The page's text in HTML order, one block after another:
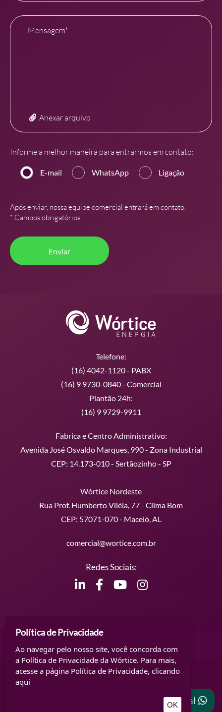
Telefone:
(16) 4042-1120 - PABX
(16) 9 9730-0840 - Comercial
Plantão 24h:
(16) 9 9729-9911
Fabrica e Centro Administrativo:
Avenida José Osvaldo Marques, 990 - Zona Industrial
CEP: 14.173-010 - Sertãozinho - SP
Wórtice Nordeste
Rua Prof. Humberto Viléla, 77 - Clima Bom
CEP: 57071-070 - Maceió, AL
comercial@wortice.com.br
Redes Sociais:
Mensagem*
Anexar arquivo
Informe a melhor maneira para entrarmos em contato:
E-mail WhatsApp Ligação
Após enviar, nossa equipe comercial entrará em contato.
* Campos obrigatórios
Conteúdos Extras
Todos os direitos reservados - 2026 ©
Comercial
Política de Privacidade
Ao navegar pelo nosso site, você concorda com
a Política de Privacidade da Wórtice. Para mais,
acesse a página Política de Privacidade, clicando
aqui
OK